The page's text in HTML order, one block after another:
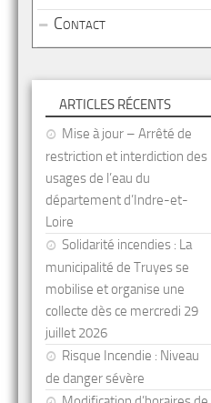
Contact
ARTICLES RÉCENTS
Mise à jour – Arrêté de
restriction et interdiction des
usages de l’eau du
département d’Indre-et-
Loire
Solidarité incendies : La
municipalité de Truyes se
mobilise et organise une
collecte dès ce mercredi 29
juillet 2026
Risque Incendie : Niveau
de danger sévère